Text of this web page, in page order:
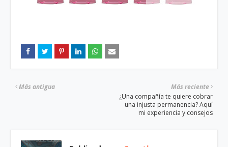
Más reciente
¿Una compañía te quiere cobrar
una injusta permanencia? Aquí
mi experiencia y consejos
Más antigua